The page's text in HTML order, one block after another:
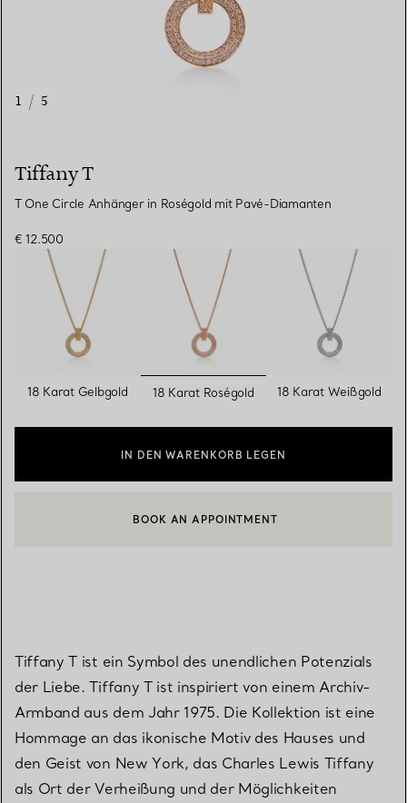
1 / 5
Tiffany T
T One Circle Anhänger in Roségold mit Pavé-Diamanten
€ 12.500
18 Karat Gelbgold ausgewählt
18 Karat Roségold 18 Karat Weißgold
IN DEN WARENKORB LEGEN
EINEN KUNDENBERATER KONTAKTIEREN ODER EINEN
BOOK AN APPOINTMENT
Tiffany T ist ein Symbol des unendlichen Potenzials
der Liebe. Tiffany T ist inspiriert von einem Archiv-
Armband aus dem Jahr 1975. Die Kollektion ist eine
Hommage an das ikonische Motiv des Hauses und
den Geist von New York, das Charles Lewis Tiffany
als Ort der Verheißung und der Möglichkeiten